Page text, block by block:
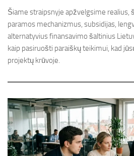
Šiame straipsnyje apžvelgsime realius,
paramos mechanizmus, subsidijas,
alternatyvius finansavimo šaltinius
kaip pasiruošti paraiškų teikimui, kad
projektų krūvoje.